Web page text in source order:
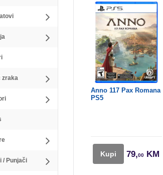
zraka
/ Punjači
Anno 117 Pax Romana
PS5
Kupi 79,00 KM